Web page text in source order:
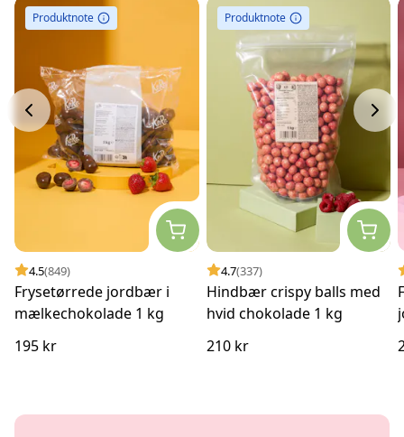
Produktnote
4.5(849)
Frysetørrede jordbær i
mælkechokolade 1 kg
195 kr
Produktnote
4.7(337)
Hindbær crispy balls med
hvid chokolade 1 kg
210 kr